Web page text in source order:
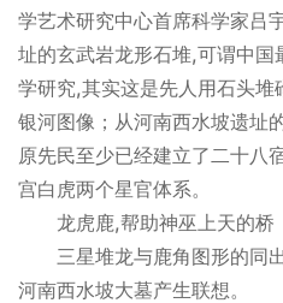
学艺术研究中心首席科学家吕
址的玄武岩龙形石堆,可谓中
学研究,其实这是先人用石头
银河图像；从河南西水坡遗址
原先民至少已经建立了二十八
宫白虎两个星官体系。
龙虎鹿,帮助神巫上天的桥
三星堆龙与鹿角图形的同
河南西水坡大墓产生联想。